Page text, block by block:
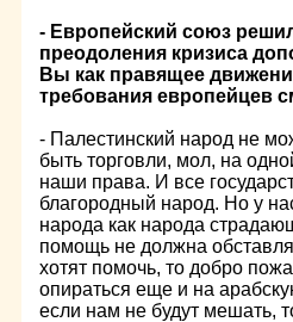
- Европейский союз
преодоления кризиса
Вы как правящее
требования европейцев
- Палестинский народ не
быть торговли, мол, на
наши права. И все
благородный народ. Но у
народа как народа
помощь не должна
хотят помочь, то добро
опираться еще и на
если нам не будут мешать,